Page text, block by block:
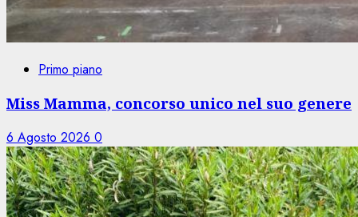
Primo piano
Miss Mamma, concorso unico nel suo genere
6 Agosto 2026 0